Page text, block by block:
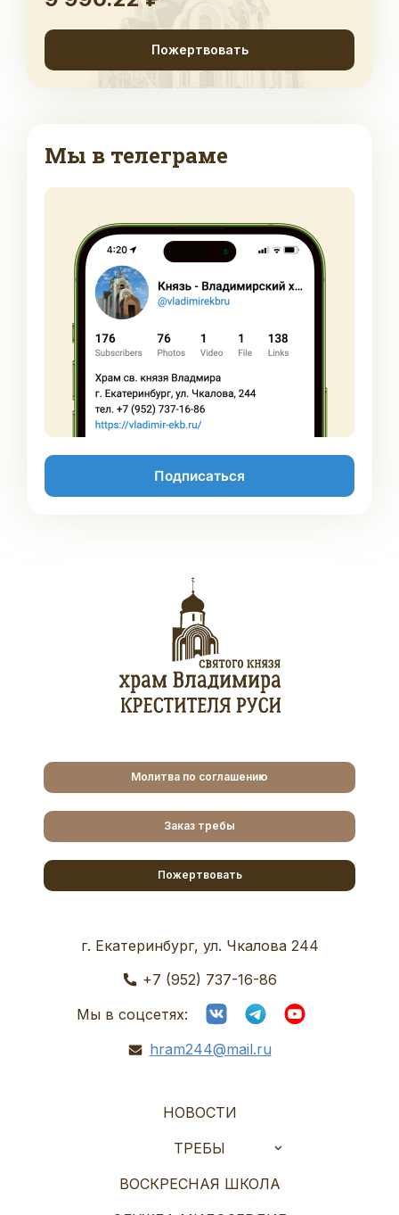
Пожертвовать
Мы в телеграме
Подписаться
Молитва по соглашению
Заказ требы
Пожертвовать
г. Екатеринбург, ул. Чкалова 244
+7 (952) 737-16-86
Мы в соцсетях:
hram244@mail.ru
НОВОСТИ
ТРЕБЫ
ВОСКРЕСНАЯ ШКОЛА